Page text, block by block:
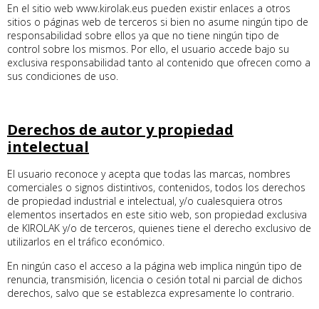
En el sitio web www.kirolak.eus pueden existir enlaces a otros
sitios o páginas web de terceros si bien no asume ningún tipo de
responsabilidad sobre ellos ya que no tiene ningún tipo de
control sobre los mismos. Por ello, el usuario accede bajo su
exclusiva responsabilidad tanto al contenido que ofrecen como a
sus condiciones de uso.
Derechos de autor y propiedad
intelectual
El usuario reconoce y acepta que todas las marcas, nombres
comerciales o signos distintivos, contenidos, todos los derechos
de propiedad industrial e intelectual, y/o cualesquiera otros
elementos insertados en este sitio web, son propiedad exclusiva
de KIROLAK y/o de terceros, quienes tiene el derecho exclusivo de
utilizarlos en el tráfico económico.
En ningún caso el acceso a la página web implica ningún tipo de
renuncia, transmisión, licencia o cesión total ni parcial de dichos
derechos, salvo que se establezca expresamente lo contrario.